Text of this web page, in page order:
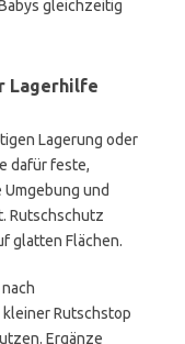
gleichzeitig
Lagerhilfe
Lagerung oder
dafür feste,
und
Rutschschutz
glatten Flächen.
Rutschstop
Ergänze